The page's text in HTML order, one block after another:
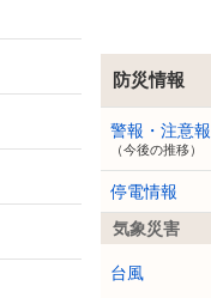
防災情報
警報・注意報
（今後の推移）
停電情報
気象災害
台風